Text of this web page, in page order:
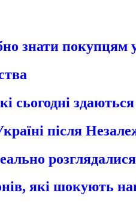
знати покупцям
сьогодні
після
які шокують